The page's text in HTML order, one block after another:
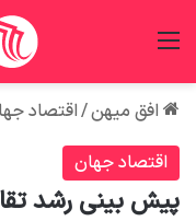
افق میهن/اقتصاد
اقتصاد جهان
پیش بینی رشد